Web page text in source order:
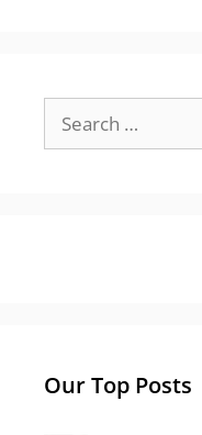
for:
Our Top Posts